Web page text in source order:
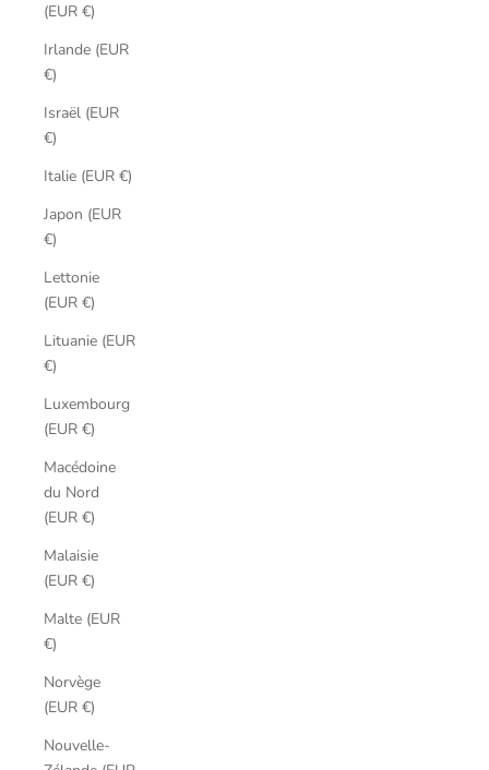
(EUR €)
Irlande (EUR
€)
Israël (EUR
€)
Italie (EUR €)
Japon (EUR
€)
Lettonie
(EUR €)
Lituanie (EUR
€)
Luxembourg
(EUR €)
Macédoine
du Nord
(EUR €)
Malaisie
(EUR €)
Malte (EUR
€)
Norvège
(EUR €)
Nouvelle-